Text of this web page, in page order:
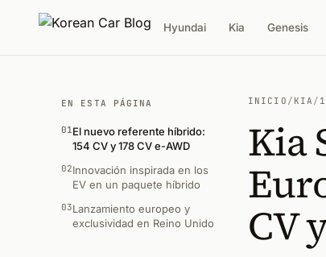
Hyundai Kia Genesis
EN ESTA PÁGINA
01El nuevo referente híbrido:
154 CV y 178 CV e-AWD
02Innovación inspirada en los
EV en un paquete híbrido
03Lanzamiento europeo y
exclusividad en Reino Unido
INICIO / KIA /
Kia
CV